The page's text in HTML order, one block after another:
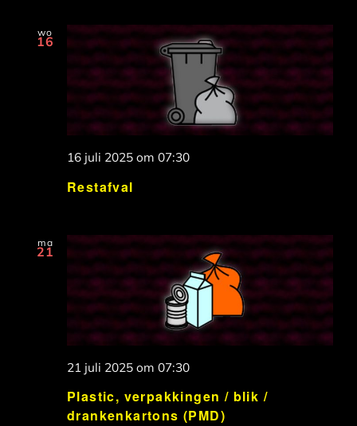
wo
16
Restafval
16 juli 2025 om 07:30
ma
21
Plastic, verpakkingen / blik /
drankenkartons (PMD)
21 juli 2025 om 07:30